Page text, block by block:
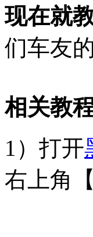
现在就
们车友
相关教
1）打开
右上角